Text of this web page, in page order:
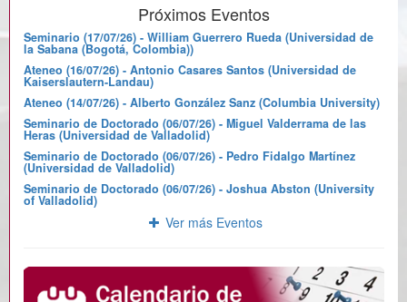
Próximos Eventos
Seminario (17/07/26) - William Guerrero Rueda (Universidad de
la Sabana (Bogotá, Colombia))
Ateneo (16/07/26) - Antonio Casares Santos (Universidad de
Kaiserslautern-Landau)
Ateneo (14/07/26) - Alberto González Sanz (Columbia University)
Seminario de Doctorado (06/07/26) - Miguel Valderrama de las
Heras (Universidad de Valladolid)
Seminario de Doctorado (06/07/26) - Pedro Fidalgo Martínez
(Universidad de Valladolid)
Seminario de Doctorado (06/07/26) - Joshua Abston (University
of Valladolid)
Ver más Eventos